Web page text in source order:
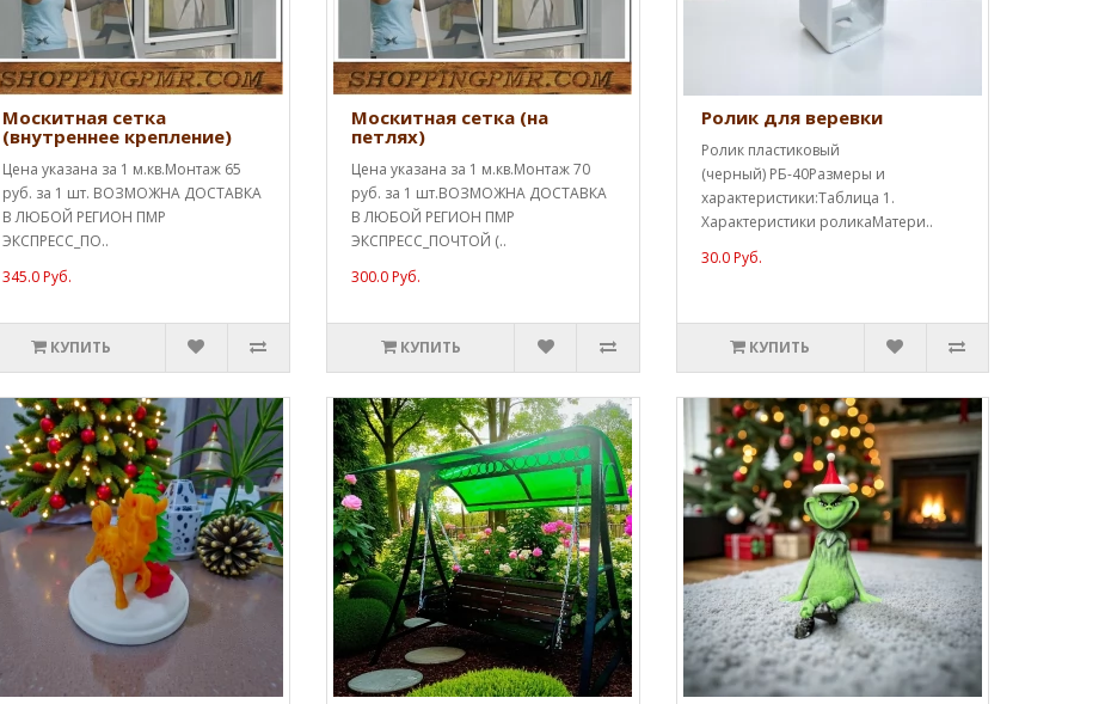
Москитная сетка
(внутреннее крепление)
Цена указана за 1 м.кв.Монтаж 65
руб. за 1 шт. ВОЗМОЖНА ДОСТАВКА
В ЛЮБОЙ РЕГИОН ПМР
ЭКСПРЕСС_ПО..
345.0 Руб.
КУПИТЬ
Москитная сетка (на
петлях)
Цена указана за 1 м.кв.Монтаж 70
руб. за 1 шт.ВОЗМОЖНА ДОСТАВКА
В ЛЮБОЙ РЕГИОН ПМР
ЭКСПРЕСС_ПОЧТОЙ (..
300.0 Руб.
КУПИТЬ
Ролик для веревки
Ролик пластиковый
(черный) РБ-40Размеры и
характеристики:Таблица 1.
Характеристики роликаМатери..
30.0 Руб.
КУПИТЬ